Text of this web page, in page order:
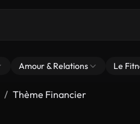
Amour & Relations Le
Thème Financier